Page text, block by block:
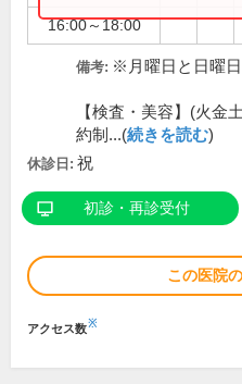
16:00～18:00
備考: ※月曜日と日曜
【検査・美容】(火金
約制...(続きを読む)
休診日: 祝
初診・再診受付
この医院
アクセス数※